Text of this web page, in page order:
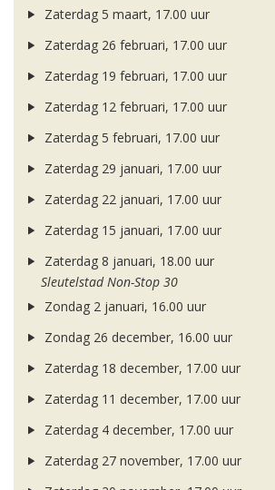
Zaterdag 5 maart, 17.00 uur
Zaterdag 26 februari, 17.00 uur
Zaterdag 19 februari, 17.00 uur
Zaterdag 12 februari, 17.00 uur
Zaterdag 5 februari, 17.00 uur
Zaterdag 29 januari, 17.00 uur
Zaterdag 22 januari, 17.00 uur
Zaterdag 15 januari, 17.00 uur
Zaterdag 8 januari, 18.00 uur
Sleutelstad Non-Stop 30
Zondag 2 januari, 16.00 uur
Zondag 26 december, 16.00 uur
Zaterdag 18 december, 17.00 uur
Zaterdag 11 december, 17.00 uur
Zaterdag 4 december, 17.00 uur
Zaterdag 27 november, 17.00 uur